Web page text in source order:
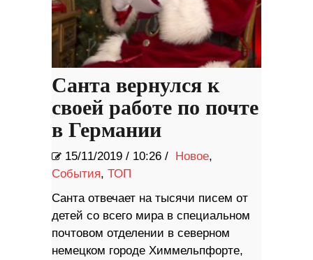
Санта вернулся к
своей работе по почте
в Германии
15/11/2019 / 10:26 / Новое,
События, ТОП
Санта отвечает на тысячи писем от
детей со всего мира в специальном
почтовом отделении в северном
немецком городе Химмельпфорте,